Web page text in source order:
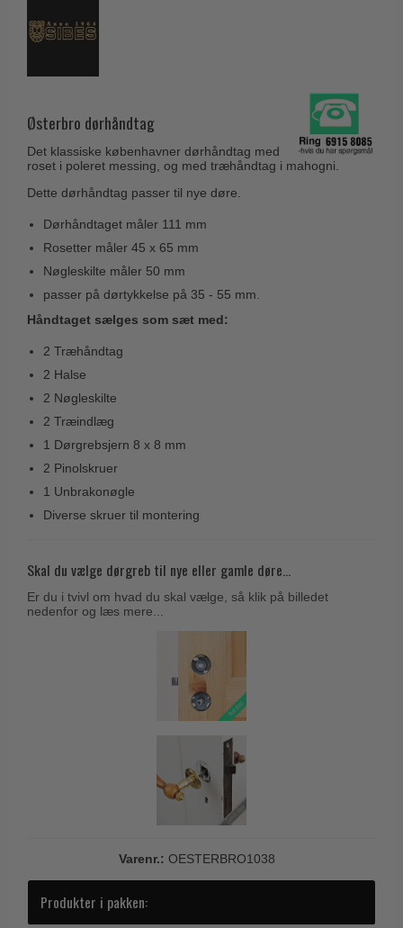
Delfin & Hvalros
Østerbro træ dørgreb
Dørgreb Buster+Punch
Formani dørgreb
FSB dørgreb
Randi Classic Line
Turnstyle Designs Dørgreb
Trædørgreb på Langskilt
Udendørs dørgreb
Brevindkast
Dørhængsler
Skruer
Knager & Kroge
Hattehylder
Kahytskrog
Messing pudsemiddel
Olivari
RDS Italienske dørgreb
Samuel Heath produkter
Sibes Metall
Søe-Jensen & Co.
Valli & Valli dørgreb
VONSILD Møbelgreb
Østerbro dørhåndtag
Det klassiske københavner dørhåndtag med
roset i poleret messing, og med træhåndtag i mahogni.
Dette dørhåndtag passer til nye døre.
Dørhåndtaget måler 111 mm
Rosetter måler 45 x 65 mm
Nøgleskilte måler 50 mm
passer på dørtykkelse på 35 - 55 mm.
Håndtaget sælges som sæt med:
2 Træhåndtag
2 Halse
2 Nøgleskilte
2 Træindlæg
1 Dørgrebsjern 8 x 8 mm
2 Pinolskruer
1 Unbrakonøgle
Diverse skruer til montering
Skal du vælge dørgreb til nye eller gamle døre...
Er du i tvivl om hvad du skal vælge, så klik på billedet
nedenfor og læs mere...
Varenr.: OESTERBRO1038
Produkter i pakken: